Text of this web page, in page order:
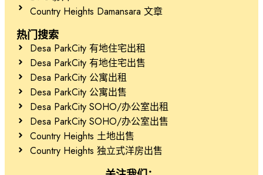
Country Heights Damansara 文章
热门搜索
Desa ParkCity 有地住宅出租
Desa ParkCity 有地住宅出售
Desa ParkCity 公寓出租
Desa ParkCity 公寓出售
Desa ParkCity SOHO/办公室出租
Desa ParkCity SOHO/办公室出售
Country Heights 土地出售
Country Heights 独立式洋房出售